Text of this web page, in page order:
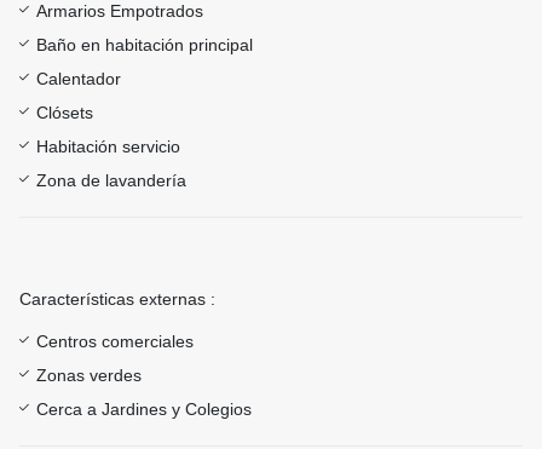
Armarios Empotrados
Baño en habitación principal
Calentador
Clósets
Habitación servicio
Zona de lavandería
Características externas :
Centros comerciales
Zonas verdes
Cerca a Jardines y Colegios